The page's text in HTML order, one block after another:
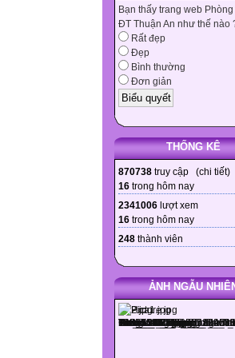
Bạn thấy trang web
ĐT Thuận An như thế nào
Rất đẹp
Đẹp
Bình thường
Đơn giản
THỐNG KÊ
870738 truy cập (chi tiết)
16 trong hôm nay
2341006 lượt xem
16 trong hôm nay
248 thành viên
ẢNH NGẪU